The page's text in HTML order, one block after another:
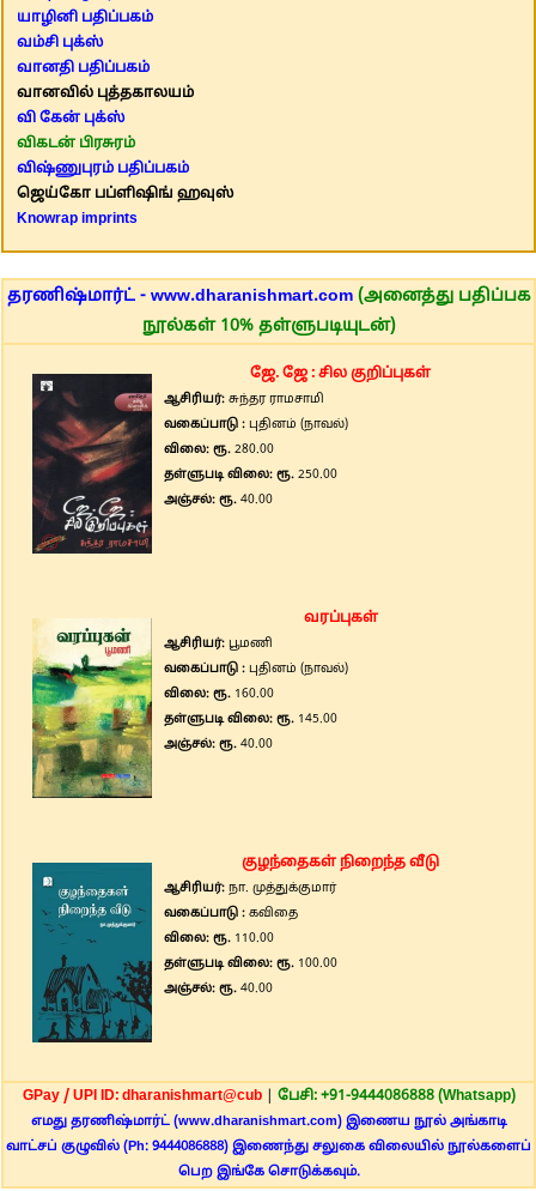
யாழினி பதிப்பகம்
வம்சி புக்ஸ்
வானதி பதிப்பகம்
வானவில் புத்தகாலயம்
வி கேன் புக்ஸ்
விகடன் பிரசுரம்
விஷ்ணுபுரம் பதிப்பகம்
ஜெய்கோ பப்ளிஷிங் ஹவுஸ்
Knowrap imprints
தரணிஷ்மார்ட் - www.dharanishmart.com (அனைத்து பதிப்பக
நூல்கள் 10% தள்ளுபடியுடன்)
ஜே. ஜே : சில குறிப்புகள்
ஆசிரியர்: சுந்தர ராமசாமி
வகைப்பாடு : புதினம் (நாவல்)
விலை: ரூ. 280.00
தள்ளுபடி விலை: ரூ. 250.00
அஞ்சல்: ரூ. 40.00
வரப்புகள்
ஆசிரியர்: பூமணி
வகைப்பாடு : புதினம் (நாவல்)
விலை: ரூ. 160.00
தள்ளுபடி விலை: ரூ. 145.00
அஞ்சல்: ரூ. 40.00
குழந்தைகள் நிறைந்த வீடு
ஆசிரியர்: நா. முத்துக்குமார்
வகைப்பாடு : கவிதை
விலை: ரூ. 110.00
தள்ளுபடி விலை: ரூ. 100.00
அஞ்சல்: ரூ. 40.00
GPay / UPI ID: dharanishmart@cub| பேசி: +91-9444086888 (Whatsapp)
எமது தரணிஷ்மார்ட் (www.dharanishmart.com) இணைய நூல் அங்காடி
வாட்சப் குழுவில் (Ph: 9444086888) இணைந்து சலுகை விலையில் நூல்களைப்
பெற இங்கே சொடுக்கவும்.